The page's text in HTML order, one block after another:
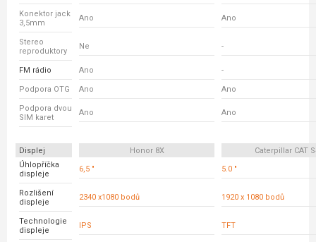
Konektor jack
3,5mm
Ano Ano
Stereo
reproduktory
Ne -
FM rádio Ano -
Podpora OTG Ano Ano
Podpora dvou
SIM karet
Ano Ano
Displej Honor 8X
Caterpillar CAT
Úhlopříčka
displeje
6,5 " 5.0 "
Rozlišení
displeje
2340 x1080 bodů 1920 x 1080 bodů
Technologie
displeje
IPS TFT